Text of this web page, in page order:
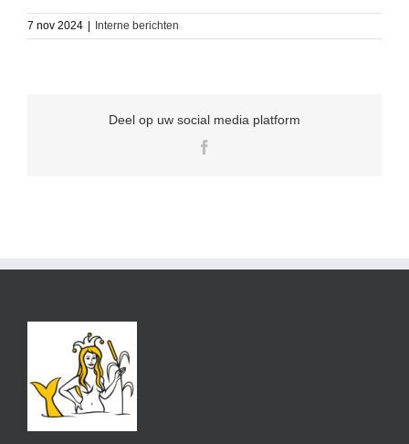
7 nov 2024 | Interne berichten
Deel op uw social media platform